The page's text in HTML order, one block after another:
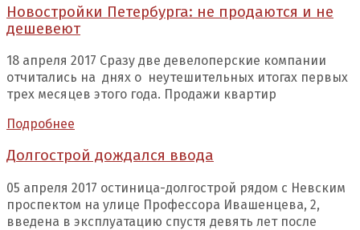
Новостройки Петербурга: не продаются и не
дешевеют
18 апреля 2017 Сразу две девелоперские компании
отчитались на днях о неутешительных итогах первых
трех месяцев этого года. Продажи квартир
Подробнее
Долгострой дождался ввода
05 апреля 2017 остиница-долгострой рядом с Невским
проспектом на улице Профессора Ивашенцева, 2,
введена в эксплуатацию спустя девять лет после